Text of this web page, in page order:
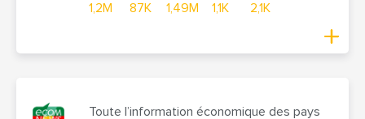
1,2M 87K 1,49M 1,1K 2,1K
Toute l’information économique des pays